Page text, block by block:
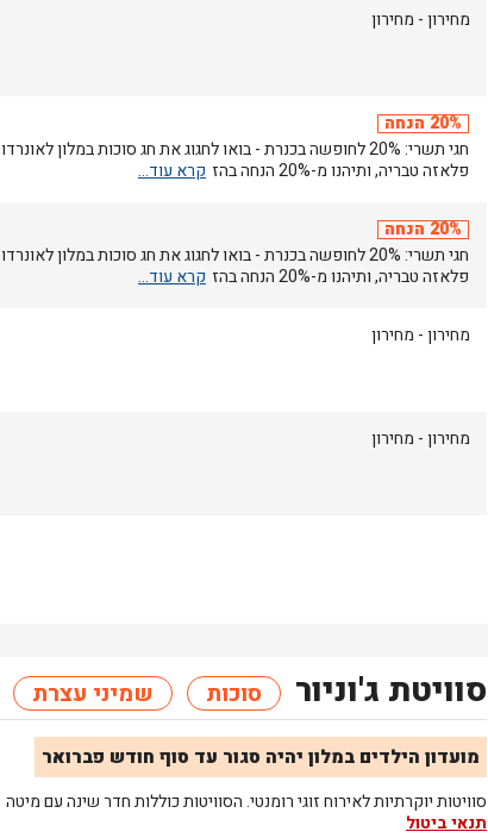
מחירון- מחירון
20% הנחה
חגי תשרי: 20% לחופשה בכנרת - בואו לחגוג את חג סוכות במלון לאונרדו
פלאזה טבריה, ותיהנו מ-20% הנחה בהז
20% הנחה
חגי תשרי: 20% לחופשה בכנרת - בואו לחגוג את חג סוכות במלון לאונרדו
פלאזה טבריה, ותיהנו מ-20% הנחה בהז
מחירון- מחירון
מחירון- מחירון
סוויטת ג'וניור סוכות שמיני עצרת
מועדון הילדים במלון יהיה סגור עד סוף חודש פברואר
סוויטות יוקרתיות לאירוח זוגי רומנטי. הסוויטות כוללות חדר שינה עם מיטה
תנאי ביטול